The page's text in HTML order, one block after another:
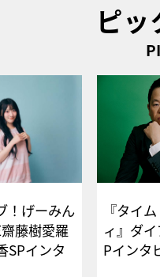
ピ
！げーみん
藤樹愛羅
SPインタ
『タイ
ィ』ダ
Pイ